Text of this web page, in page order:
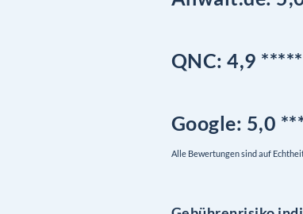
QNC: 4,9 *****
Google: 5,0
Alle Bewertungen sind auf